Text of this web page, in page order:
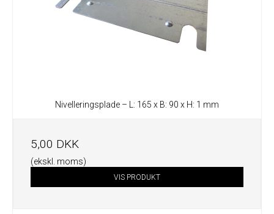
Nivelleringsplade – L: 165 x B: 90 x H: 1 mm
5,00 DKK
(ekskl. moms)
VIS PRODUKT